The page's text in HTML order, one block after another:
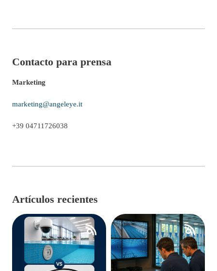
Contacto para prensa
Marketing
marketing@angeleye.it
+39 04711726038
Artículos recientes